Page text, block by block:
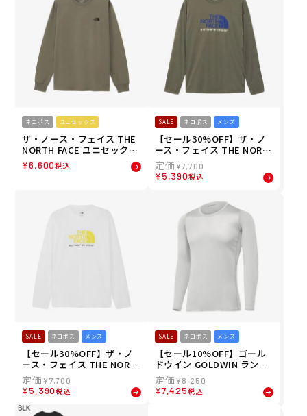
ネコポス ユニセックス
ザ・ノース・フェイス THE
NORTH FACE ユニセックス
ロングスリーブバックスク
エアロゴティー ウェア 長袖
¥6,600税込
SALE ネコポス メンズ
【セール30%OFF】ザ・ノ
ース・フェイス THE NORT
H FACE メンズ ロングスリ
ーブウォータースムーステ
ィー 長袖 ロンT NT12647-Z
¥7,700
¥5,390税込
SALE ネコポス メンズ
【セール30%OFF】ザ・ノ
ース・フェイス THE NORT
H FACE メンズ ロングスリ
ーブウォータースムーステ
ィー 長袖 ロンT NT12647-
W 26SS
¥7,700
¥5,390税込
SALE ネコポス メンズ
【セール10%OFF】ゴール
ドウイン GOLDWIN ランニ
ング ウェア 長袖 Tシャツ ロ
ンT クーリング ロング スリ
ーブ C3fit COOL LONG SLE
¥8,250
¥7,425税込